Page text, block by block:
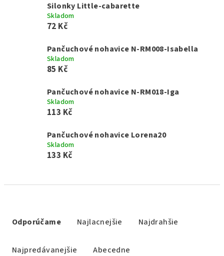
Silonky Little-cabarette
Skladom
72 Kč
Pančuchové nohavice N-RM008-Isabella
Skladom
85 Kč
Pančuchové nohavice N-RM018-Iga
Skladom
113 Kč
Pančuchové nohavice Lorena20
Skladom
133 Kč
Odporúčame Najlacnejšie Najdrahšie
Najpredávanejšie Abecedne